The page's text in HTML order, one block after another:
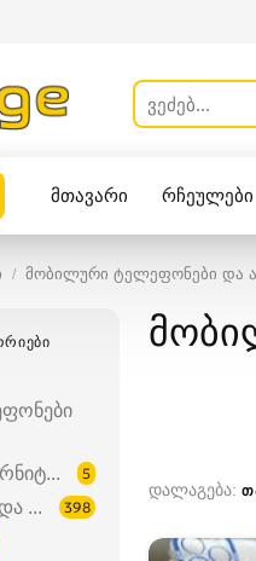
მთავარი რჩეულები
მობილური ტელეფონები და
Bluetooth გარნიტურები
5
აქსესუარები და ნაწილები 398
დალაგება: